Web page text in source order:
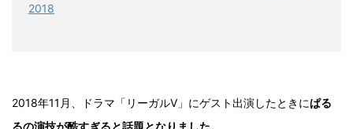
2018
2018年11月、ドラマ「リーガルV」にゲスト出演したときにぱる
るの演技が酷すぎると話題となりました。